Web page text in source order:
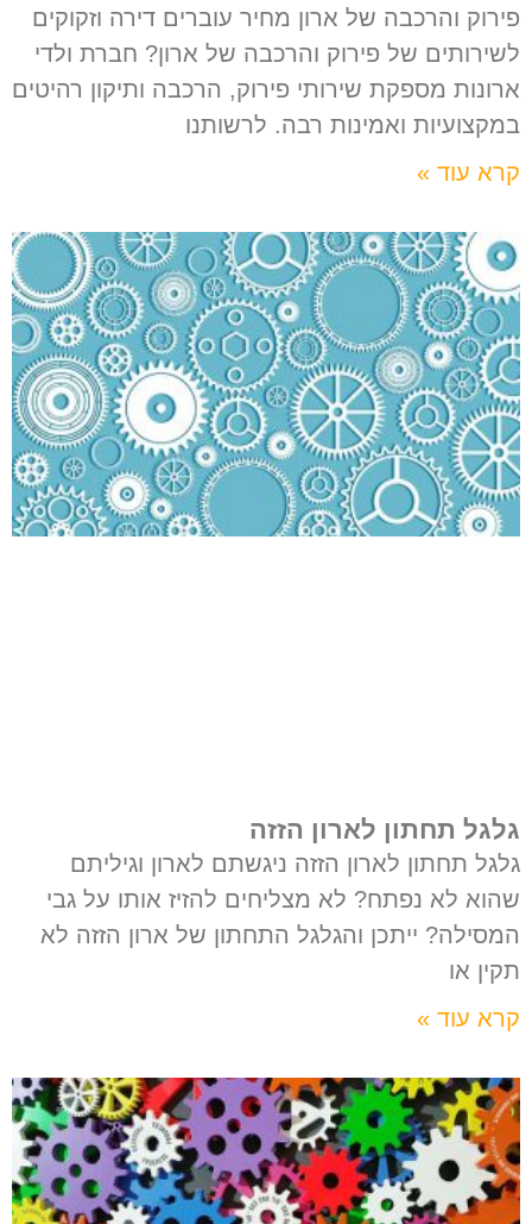
פירוק והרכבה של ארון מחיר עוברים דירה וזקוקים
לשירותים של פירוק והרכבה של ארון? חברת ולדי
ארונות מספקת שירותי פירוק, הרכבה ותיקון רהיטים
במקצועיות ואמינות רבה. לרשותנו
קרא עוד »
גלגל תחתון לארון הזזה
גלגל תחתון לארון הזזה ניגשתם לארון וגיליתם
שהוא לא נפתח? לא מצליחים להזיז אותו על גבי
המסילה? ייתכן והגלגל התחתון של ארון הזזה לא
תקין או
קרא עוד »